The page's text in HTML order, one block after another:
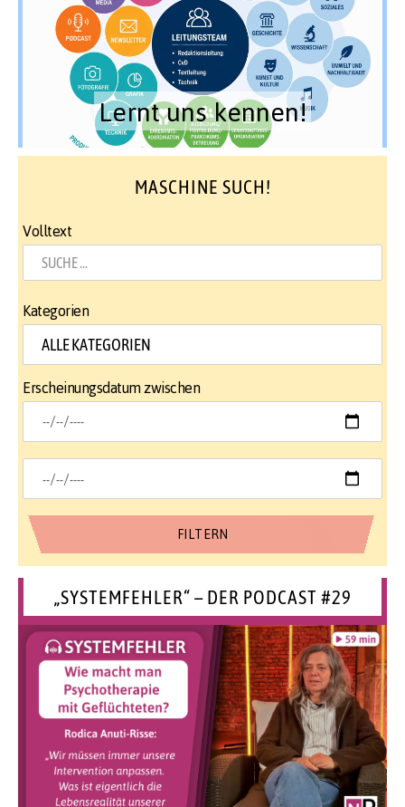
Lernt uns kennen!
MASCHINE SUCH!
Volltext
Kategorien
Erscheinungsdatum zwischen
„SYSTEMFEHLER“ – DER PODCAST #29